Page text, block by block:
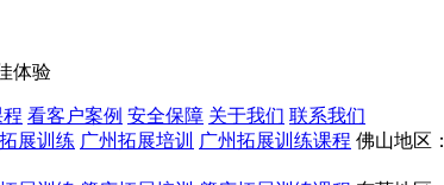
体验
看客户案例 安全保障 关于我们 联系我们
展训练 广州拓展培训 广州拓展训练课程 佛山地区：